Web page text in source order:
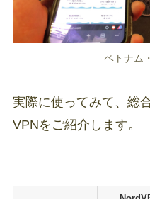
ベトナム
実際に使ってみて、総
VPNをご紹介します。